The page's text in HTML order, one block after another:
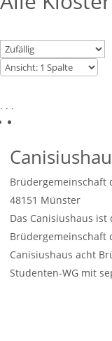
. . .
Brüdergemeinschaft
48151 Münster
Das Canisiushaus
Brüdergemeinschaft
Canisiushaus acht
Studenten-WG mit